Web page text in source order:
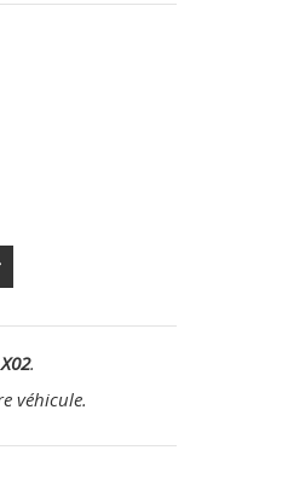
X02.
véhicule.